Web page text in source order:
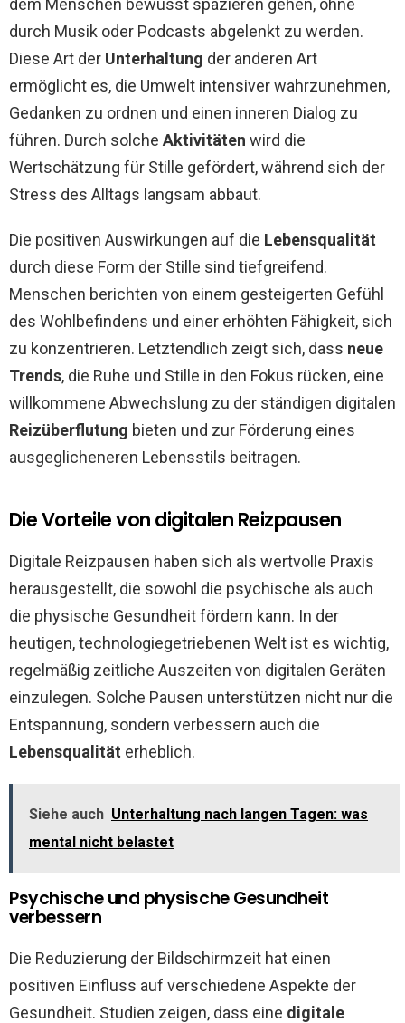
dem Menschen bewusst spazieren gehen, ohne
durch Musik oder Podcasts abgelenkt zu werden.
Diese Art der Unterhaltung der anderen Art
ermöglicht es, die Umwelt intensiver wahrzunehmen,
Gedanken zu ordnen und einen inneren Dialog zu
führen. Durch solche Aktivitäten wird die
Wertschätzung für Stille gefördert, während sich der
Stress des Alltags langsam abbaut.
Die positiven Auswirkungen auf die Lebensqualität
durch diese Form der Stille sind tiefgreifend.
Menschen berichten von einem gesteigerten Gefühl
des Wohlbefindens und einer erhöhten Fähigkeit, sich
zu konzentrieren. Letztendlich zeigt sich, dass neue
Trends, die Ruhe und Stille in den Fokus rücken, eine
willkommene Abwechslung zu der ständigen digitalen
Reizüberflutung bieten und zur Förderung eines
ausgeglicheneren Lebensstils beitragen.
Die Vorteile von digitalen Reizpausen
Digitale Reizpausen haben sich als wertvolle Praxis
herausgestellt, die sowohl die psychische als auch
die physische Gesundheit fördern kann. In der
heutigen, technologiegetriebenen Welt ist es wichtig,
regelmäßig zeitliche Auszeiten von digitalen Geräten
einzulegen. Solche Pausen unterstützen nicht nur die
Entspannung, sondern verbessern auch die
Lebensqualität erheblich.
Siehe auch Unterhaltung nach langen Tagen: was
mental nicht belastet
Psychische und physische Gesundheit
verbessern
Die Reduzierung der Bildschirmzeit hat einen
positiven Einfluss auf verschiedene Aspekte der
Gesundheit. Studien zeigen, dass eine digitale